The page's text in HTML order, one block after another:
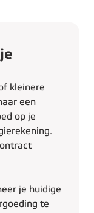
kleinere
een
op je
je huidige
te